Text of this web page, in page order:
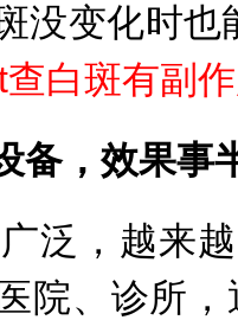
没变化时
白斑有副
备，效果事
，越来越
院、诊所